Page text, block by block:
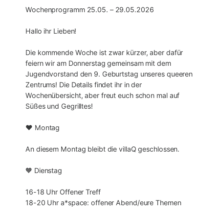
Wochenprogramm 25.05. – 29.05.2026
Hallo ihr Lieben!
Die kommende Woche ist zwar kürzer, aber dafür
feiern wir am Donnerstag gemeinsam mit dem
Jugendvorstand den 9. Geburtstag unseres queeren
Zentrums! Die Details findet ihr in der
Wochenübersicht, aber freut euch schon mal auf
Süßes und Gegrilltes!
❤️ Montag
An diesem Montag bleibt die villaQ geschlossen.
🧡 Dienstag
16-18 Uhr Offener Treff
18-20 Uhr a*space: offener Abend/eure Themen